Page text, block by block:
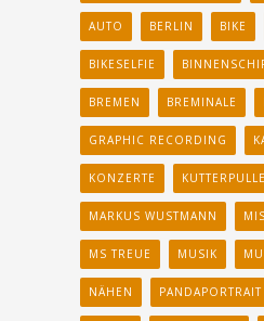
AUTO BERLIN BIKE
BIKESELFIE
BREMEN BREMINALE
GRAPHIC RECORDING
KONZERTE
MARKUS WUSTMANN
MS TREUE MUSIK
NÄHEN PANDAPORTRAIT